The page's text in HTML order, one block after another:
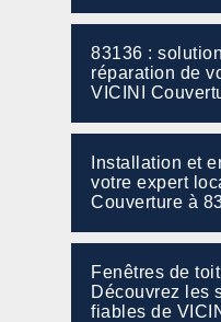
83136 :
réparation de
VICINI
Installation et
votre expert
Couverture à
Fenêtres de
Découvrez les
fiables de